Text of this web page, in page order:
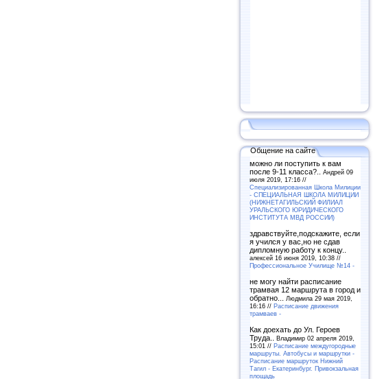
Общение на сайте
можно ли поступить к вам
после 9-11 класса?.. Андрей 09
июля 2019, 17:16 //
Специализированная Школа Милиции
- СПЕЦИАЛЬНАЯ ШКОЛА МИЛИЦИИ
(НИЖНЕТАГИЛЬСКИЙ ФИЛИАЛ
УРАЛЬСКОГО ЮРИДИЧЕСКОГО
ИНСТИТУТА МВД РОССИИ)
здравствуйте,подскажите, если
я учился у вас,но не сдав
дипломную работу к концу..
алексей 16 июня 2019, 10:38 //
Профессиональное Училище №14 -
не могу найти расписание
трамвая 12 маршрута в город и
обратно...
Людмила 29 мая 2019,
16:16 // Расписание движения
трамваев -
Как доехать до Ул. Героев
Труда.. Владимир 02 апреля 2019,
15:01 // Расписание междугородные
маршруты. Автобусы и маршрутки -
Расписание маршруток Нижний
Тагил - Екатеринбург. Привокзальная
площадь